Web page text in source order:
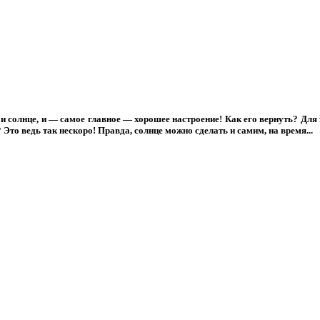
солнце, и — самое главное — хорошее настроение! Как его вернуть?
ведь так нескоро! Правда, солнце можно сделать и самим, на время...